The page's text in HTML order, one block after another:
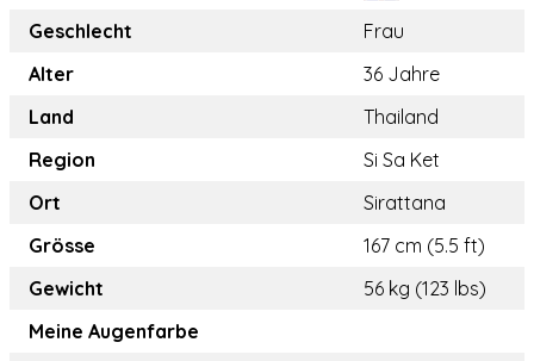
Geschlecht
Frau
Alter
36 Jahre
Land
Thailand
Region
Si Sa Ket
Ort
Sirattana
Grösse
167 cm (5.5 ft)
Gewicht
56 kg (123 lbs)
Meine Augenfarbe